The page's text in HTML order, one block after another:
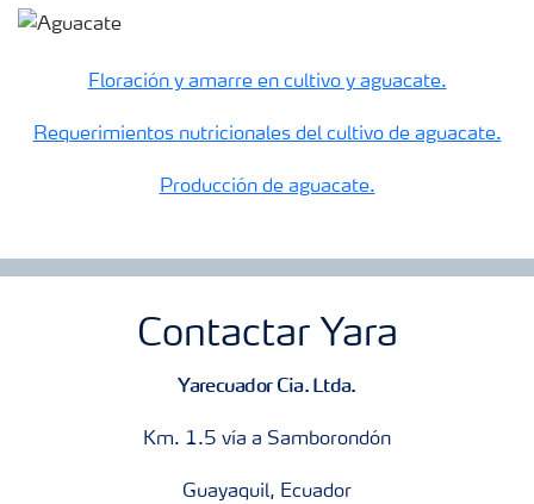
Floración y amarre en cultivo y aguacate.
Requerimientos nutricionales del cultivo de aguacate.
Producción de aguacate.
Contactar Yara
Yarecuador Cia. Ltda.
Km. 1.5 vía a Samborondón
Guayaquil, Ecuador